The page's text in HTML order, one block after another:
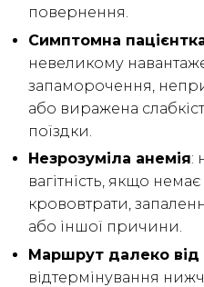
повернення.
Симптомна
невеликому
запаморочення,
або виражена
поїздки.
Незрозуміла анемія:
вагітність, якщо
крововтрати,
або іншої причини.
Маршрут далеко
відтермінування